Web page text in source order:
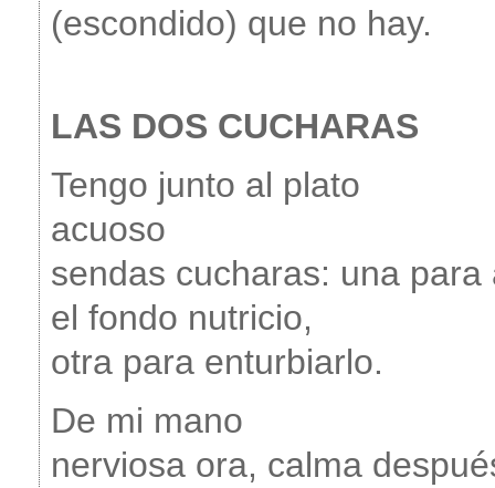
(escondido) que no hay.
LAS DOS CUCHARAS
Tengo junto al plato
acuoso
sendas cucharas: una para
el fondo nutricio,
otra para enturbiarlo.
De mi mano
nerviosa ora, calma